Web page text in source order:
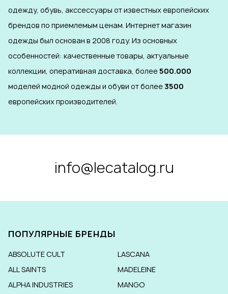
одежду, обувь, акссессуары от известных европейских
брендов по приемлемым ценам. Интернет магазин
одежды был основан в 2008 году. Из основных
особенностей: качественные товары, актуальные
коллекции, оперативная доставка, более500.000
моделей модной одежды и обуви от более3500
европейских производителей.
info@lecatalog.ru
ПОПУЛЯРНЫЕ БРЕНДЫ
ABSOLUTE CULT
ALL SAINTS
ALPHA INDUSTRIES
LASCANA
MADELEINE
MANGO